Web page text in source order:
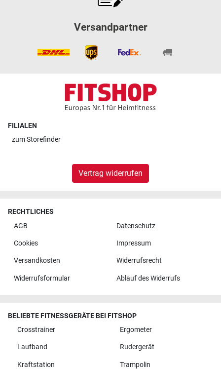
Versandpartner
FILIALEN
zumStorefinder
Vertrag widerrufen
RECHTLICHES
AGB
Datenschutz
Cookies Impressum
Versandkosten Widerrufsrecht
Widerrufsformular Ablauf des Widerrufs
BELIEBTE FITNESSGERÄTE BEI FITSHOP
Crosstrainer
Ergometer
Laufband Rudergerät
Kraftstation Trampolin